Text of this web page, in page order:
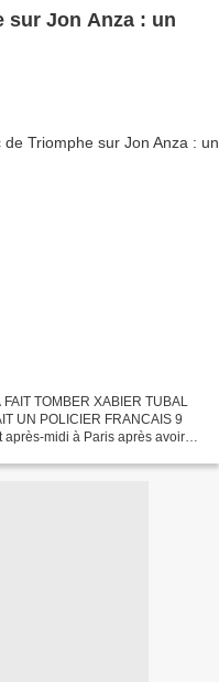
sur Jon Anza : un
TOMBER XABIER TUBAL
UN POLICIER FRANCAIS 9
après-midi à Paris après avoir